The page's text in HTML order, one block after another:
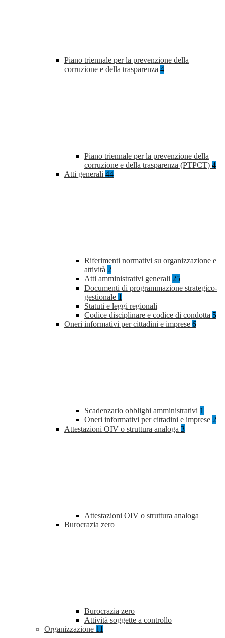
Piano triennale per la prevenzione della
corruzione e della trasparenza 4
Piano triennale per la prevenzione della
corruzione e della trasparenza (PTPCT) 4
Atti generali 44
Riferimenti normativi su organizzazione e
attività 2
Atti amministrativi generali 25
Documenti di programmazione strategico-
gestionale 1
Statuti e leggi regionali
Codice disciplinare e codice di condotta 5
Oneri informativi per cittadini e imprese 6
Scadenzario obblighi amministrativi 1
Oneri informativi per cittadini e imprese 2
Attestazioni OIV o struttura analoga 3
Attestazioni OIV o struttura analoga
Burocrazia zero
Burocrazia zero
Attività soggette a controllo
Organizzazione 11